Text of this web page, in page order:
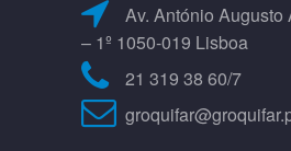
Av. António Augusto
– 1º 1050-019 Lisboa
21 319 38 60/7